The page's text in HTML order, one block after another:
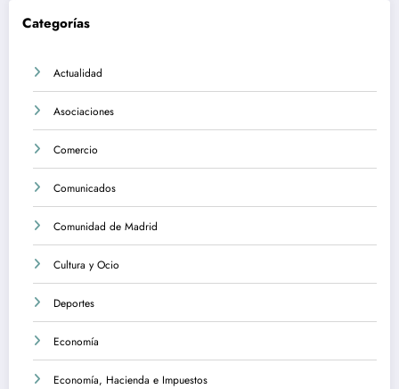
Categorías
Actualidad
Asociaciones
Comercio
Comunicados
Comunidad de Madrid
Cultura y Ocio
Deportes
Economía
Economía, Hacienda e Impuestos